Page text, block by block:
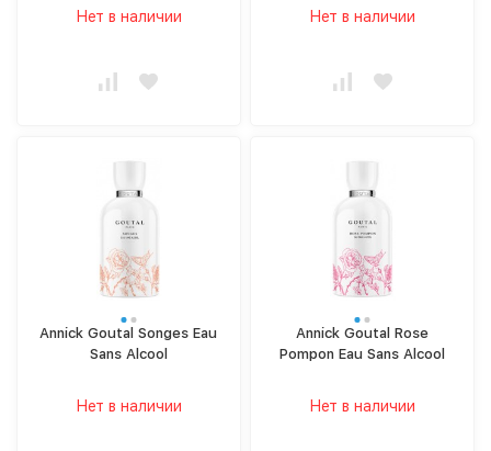
Нет в наличии Нет в наличии
Annick Goutal Songes Eau
Sans Alcool
Нет в наличии
Annick Goutal Rose
Pompon Eau Sans Alcool
Нет в наличии